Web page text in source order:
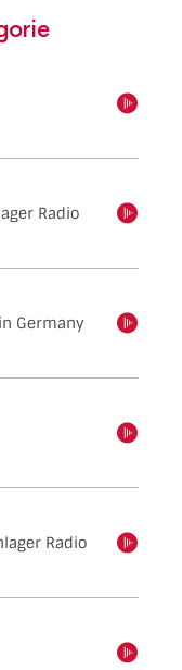
Radio
einschalten
Germany
einschalten
Radio
einschalten